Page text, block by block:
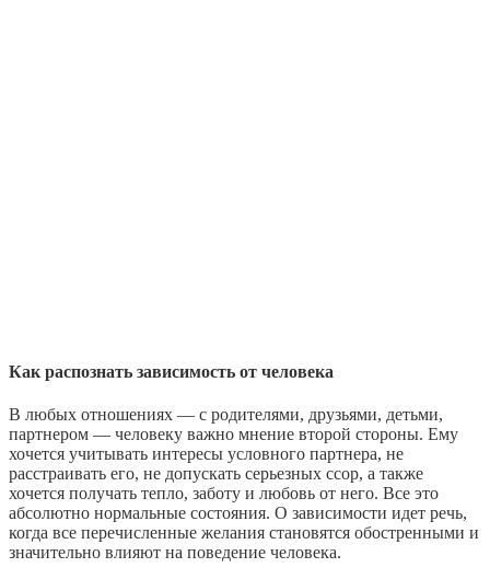
Как распознать зависимость от человека
В любых отношениях — с родителями, друзьями, детьми,
партнером — человеку важно мнение второй стороны. Ему
хочется учитывать интересы условного партнера, не
расстраивать его, не допускать серьезных ссор, а также
хочется получать тепло, заботу и любовь от него. Все это
абсолютно нормальные состояния. О зависимости идет речь,
когда все перечисленные желания становятся обостренными и
значительно влияют на поведение человека.